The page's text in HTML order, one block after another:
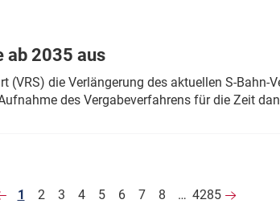
ab 2035 aus
(VRS) die Verlängerung des aktuellen S-Bahn-
des Vergabeverfahrens für die Zeit
1 2 3 4 5 6 7 8 … 4285